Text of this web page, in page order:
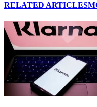
RELATED ARTICLES